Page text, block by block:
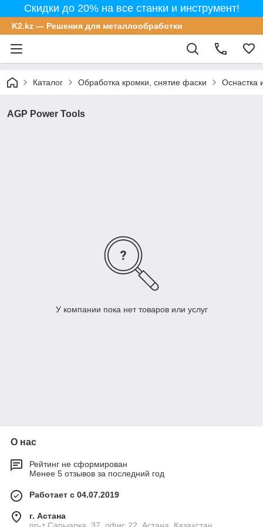
Скидки до 20% на все станки и инструмент!
K2.kz — Решения для металлообработки
Каталог Обработка кромки, снятие фаски Оснастка
AGP Power Tools
У компании пока нет товаров или услуг
О нас
Рейтинг не сформирован
Менее 5 отзывов за последний год
Работает с 04.07.2019
г. Астана